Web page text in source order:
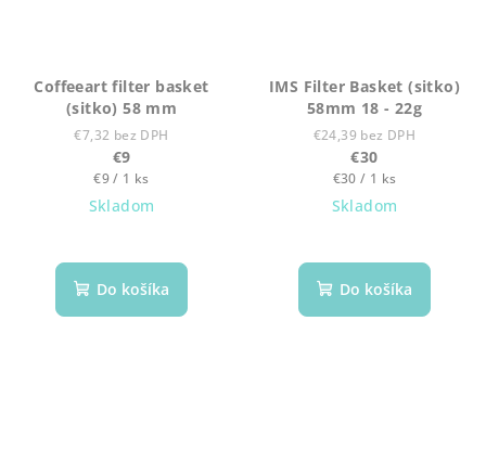
Coffeeart filter basket
(sitko) 58 mm
€7,32 bez DPH
€9
Jednotková
cena:
€9 / 1 ks
Skladom
Do košíka
IMS Filter Basket (sitko)
58mm 18 - 22g
€24,39 bez DPH
€30
Jednotková
cena:
€30 / 1 ks
Skladom
hodnotenie
produktu
Do košíka